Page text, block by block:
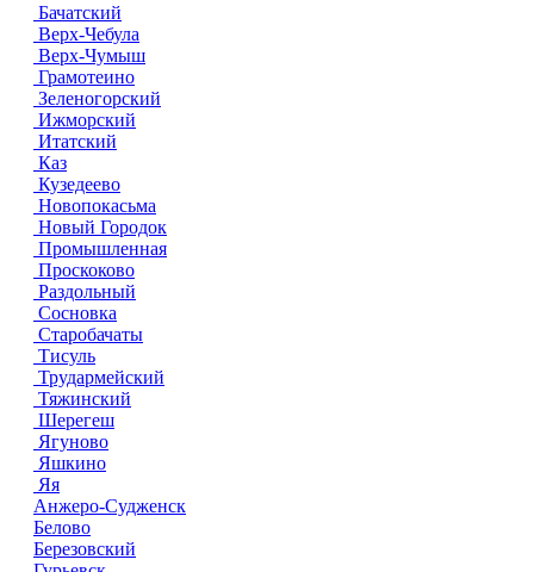
Бачатский
Верх-Чебула
Верх-Чумыш
Грамотеино
Зеленогорский
Ижморский
Итатский
Каз
Кузедеево
Новопокасьма
Новый Городок
Промышленная
Проскоково
Раздольный
Сосновка
Старобачаты
Тисуль
Трудармейский
Тяжинский
Шерегеш
Ягуново
Яшкино
Яя
Анжеро-Судженск
Белово
Березовский